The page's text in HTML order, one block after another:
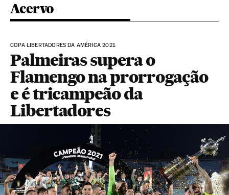
Acervo
COPA LIBERTADORES DA AMÉRICA 2021
Palmeiras supera o
Flamengo na prorrogação
e é tricampeão da
Libertadores